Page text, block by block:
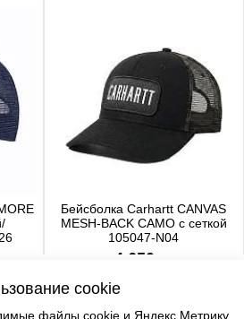
Бейсболка Carhartt CANVAS
MESH-BACK CAMO с сеткой
105047-N04
4 650 р.
cookie
файлы cookie и Яндекс.Метрику